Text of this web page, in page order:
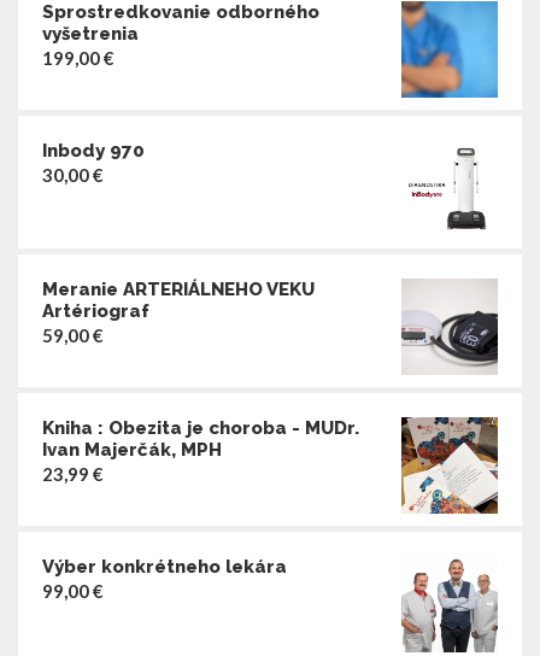
Sprostredkovanie odborného
vyšetrenia
199,00€
Inbody 970
30,00€
Meranie ARTERIÁLNEHO VEKU
Artériograf
59,00€
Kniha : Obezita je choroba - MUDr.
Ivan Majerčák, MPH
23,99 €
Výber konkrétneho lekára
99,00€